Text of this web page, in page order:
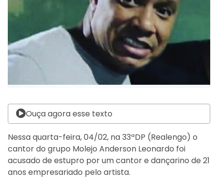
Ouça agora esse texto
Nessa quarta-feira, 04/02, na 33ªDP (Realengo) o
cantor do grupo Molejo Anderson Leonardo foi
acusado de estupro por um cantor e dançarino de 21
anos empresariado pelo artista.